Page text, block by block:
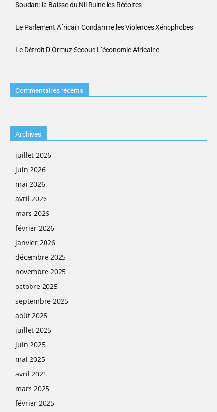
Soudan: la Baisse du Nil Ruine les Récoltes
Le Parlement Africain Condamne les Violences Xénophobes
Le Détroit D’Ormuz Secoue L’économie Africaine
Commentaires récents
Archives
juillet 2026
juin 2026
mai 2026
avril 2026
mars 2026
février 2026
janvier 2026
décembre 2025
novembre 2025
octobre 2025
septembre 2025
août 2025
juillet 2025
juin 2025
mai 2025
avril 2025
mars 2025
février 2025